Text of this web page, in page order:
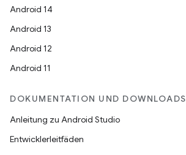
Android 14
Android 13
Android 12
Android 11
DOKUMENTATION UND DOWNLOADS
Anleitung zu Android Studio
Entwicklerleitfäden